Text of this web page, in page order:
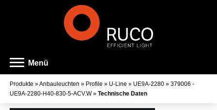
Menü
Produkte »Anbauleuchten » Profile » U-Line » UE9A-2280 » 379006 -
UE9A-2280-H40-830-5-ACV.W» Technische Daten